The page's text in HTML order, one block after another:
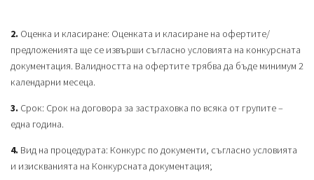
2. Оценка и класиране: Оценката и класиране на офертите/
предложенията ще се извърши съгласно условията на конкурсната
документация. Валидността на офертите трябва да бъде минимум 2
календарни месеца.
3. Срок: Срок на договора за застраховка по всяка от групите –
една година.
4. Вид на процедурата: Конкурс по документи, съгласно условията
и изискванията на Конкурсната документация;